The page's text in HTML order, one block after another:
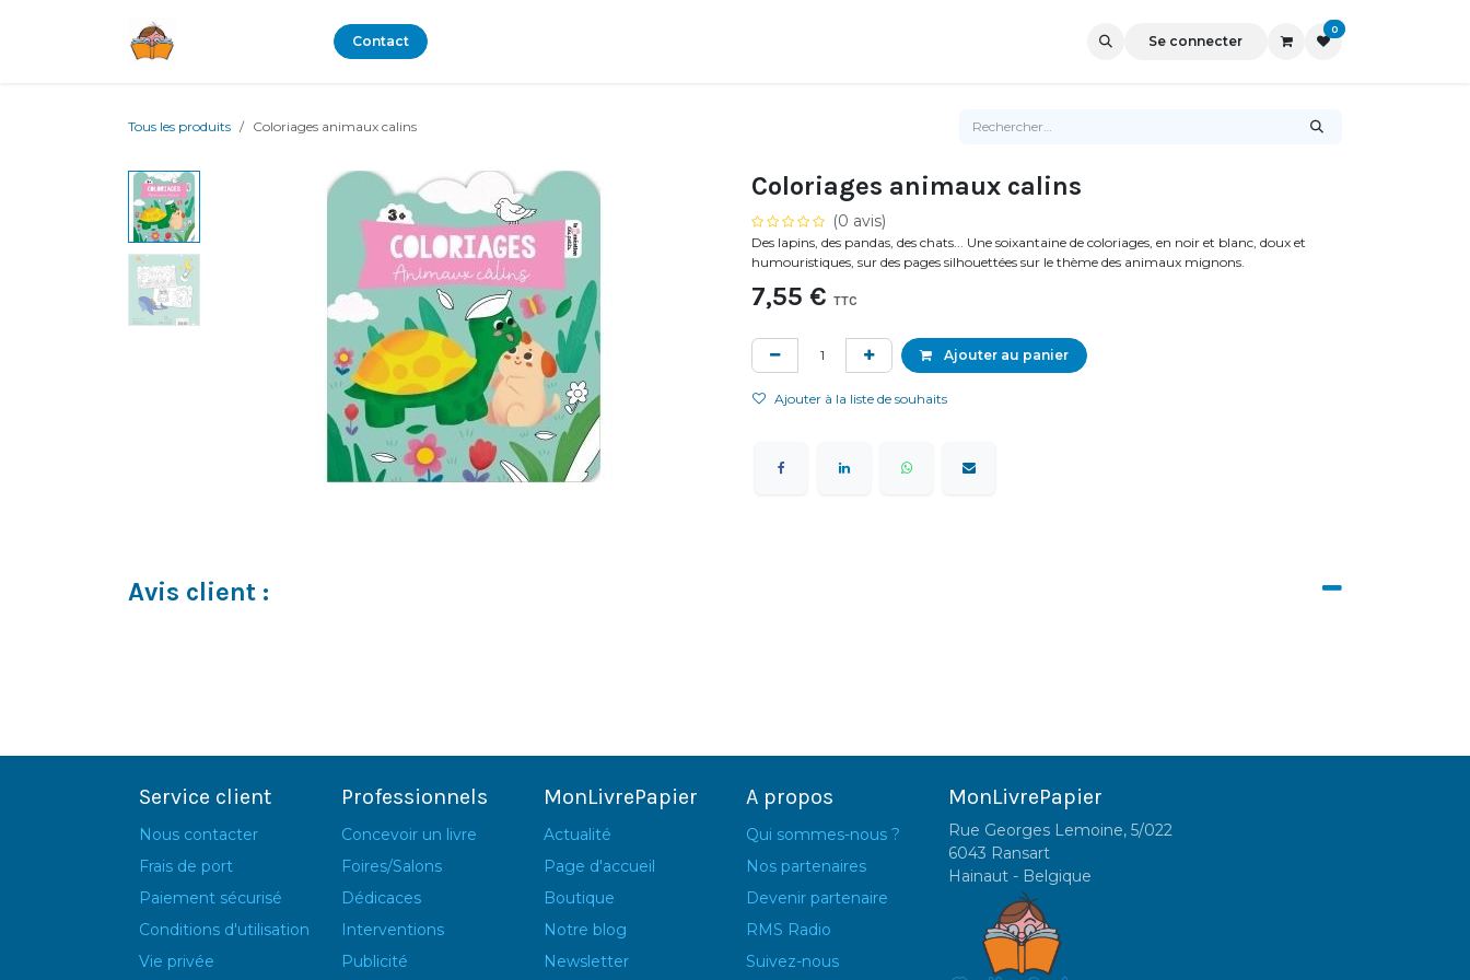
Contact Se connecter
0
Tous les produits Coloriages animaux calins
Coloriages animaux calins
(0 avis)
Des lapins, des pandas, des chats... Une soixantaine de coloriages, en noir et blanc, doux et
humouristiques, sur des pages silhouettées sur le thème des animaux mignons.
7,55 € TTC
Ajouter au panier
Ajouter à la liste de souhaits
Avis client :
Service client
Nous contacter
Frais de port
Paiement sécurisé
Conditions d'utilisation
Vie privée
Professionnels
Concevoir un livre
Foires/Salons
Dédicaces
Interventions
Publicité
MonLivrePapier
Actualité
Page d'accueil
Boutique
Notre blog
Newsletter
A propos
Qui sommes-nous ?
Nos partenaires
Devenir partenaire
RMS Radio
Suivez-nous
MonLivrePapier
Rue Georges Lemoine, 5/022
6043 Ransart
Hainaut - Belgique